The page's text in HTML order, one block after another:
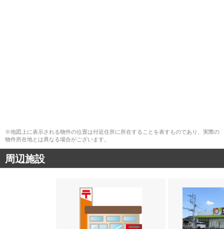
※地図上に表示される物件の位置は付近住所に所在することを表すものであり、実際の
物件所在地とは異なる場合がございます。
周辺施設